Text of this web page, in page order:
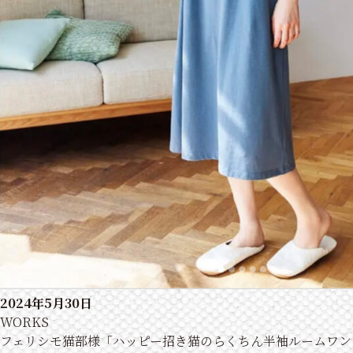
2024年5月30日
WORKS
フェリシモ猫部様「ハッピー招き猫のらくちん半袖ルームワ